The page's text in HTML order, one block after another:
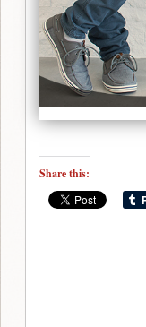
Share this: